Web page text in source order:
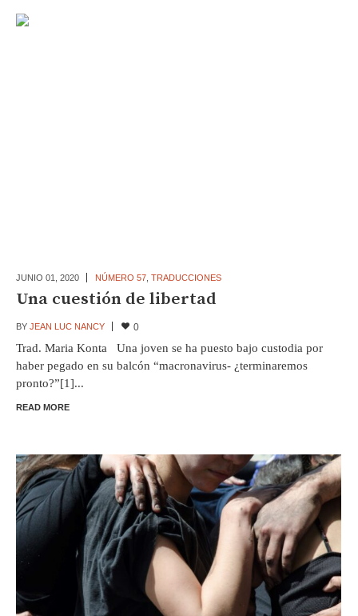
JUNIO 01, 2020 NÚMERO 57, TRADUCCIONES
Una cuestión de libertad
BY JEAN LUC NANCY 0
Trad. Maria Konta Una joven se ha puesto bajo custodia por
haber pegado en su balcón “macronavirus- ¿terminaremos
pronto?”[1]...
READ MORE